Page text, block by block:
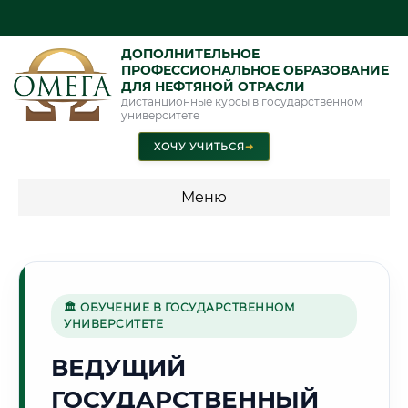
ДОПОЛНИТЕЛЬНОЕ
ПРОФЕССИОНАЛЬНОЕ ОБРАЗОВАНИЕ
ДЛЯ НЕФТЯНОЙ ОТРАСЛИ
дистанционные курсы в государственном
университете
ХОЧУ УЧИТЬСЯ➜
Меню
Г. ПЕНЗА
🏛 ОБУЧЕНИЕ В ГОСУДАРСТВЕННОМ
УНИВЕРСИТЕТЕ
ВЕДУЩИЙ
ГОСУДАРСТВЕННЫЙ